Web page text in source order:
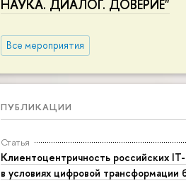
НАУКА. ДИАЛОГ. ДОВЕРИЕ"
Все мероприятия
ПУБЛИКАЦИИ
Статья
Клиентоцентричность российских
в условиях цифровой трансформации